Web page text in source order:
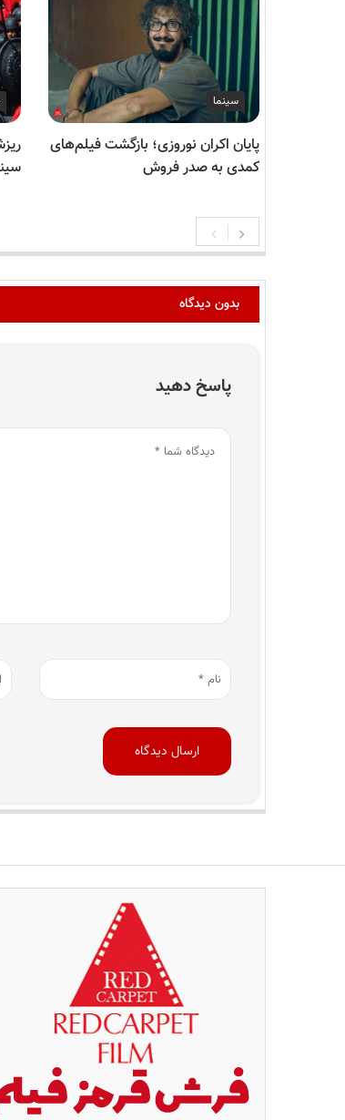
سینما
پایان اکران نوروزی؛ بازگشت فیلم‌های
کمدی به صدر فروش
بدون دیدگاه
پاسخ دهید